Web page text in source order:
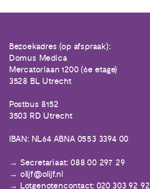
Bezoekadres (op afspraak):
Domus Medica
Mercatorlaan 1200 (6e etage)
3528 BL Utrecht
Postbus 8152
3503 RD Utrecht
IBAN: NL64 ABNA 0553 3394 00
Secretariaat: 088 00 297 29
olijf@olijf.nl
Lotgenotencontact: 020 303 92 92